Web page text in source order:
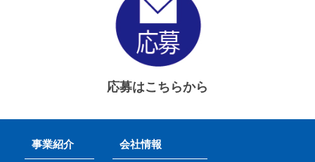
応募はこちらから
事業紹介 会社情報